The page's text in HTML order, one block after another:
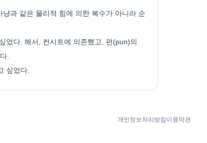
냥과 같은 물리적 힘에 의한 복수가 아니라 순
었다. 해서, 컨시트에 의존했고, 펀(pun)의
.
싶었다.
개인정보처리방침 이용약관